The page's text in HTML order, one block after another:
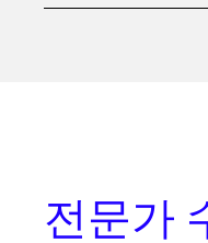
전문가